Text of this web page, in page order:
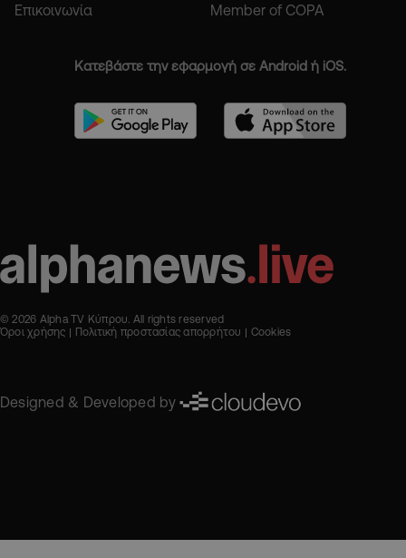
Επικοινωνία Member of COPA
Κατεβάστε την εφαρμογή σε Android ή iOS.
© 2026 Alpha TV Κύπρου. All rights reserved
Όροι χρήσης
Πολιτική προστασίας απορρήτου Cookies
Designed & Developed by